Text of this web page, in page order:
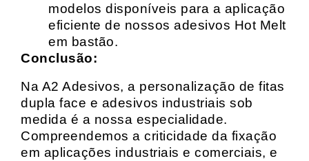
modelos disponíveis para a aplicação
eficiente de nossos adesivos Hot Melt
em bastão.
Conclusão:
Na A2 Adesivos, a personalização de fitas
dupla face e adesivos industriais sob
medida é a nossa especialidade.
Compreendemos a criticidade da fixação
em aplicações industriais e comerciais, e